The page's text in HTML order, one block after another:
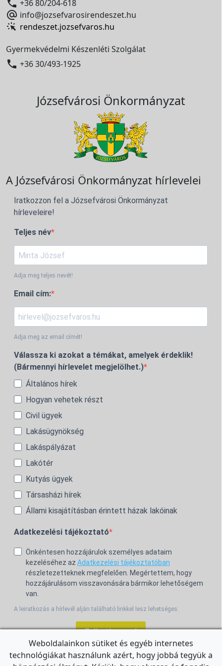
 +36 80/204-618
 info@jozsefvarosirendeszet.hu
rendeszet.jozsefvaros.hu
Gyermekvédelmi Készenléti Szolgálat
 +36 30/493-1925
Józsefvárosi Önkormányzat
A Józsefvárosi Önkormányzat hírlevelei
Iratkozzon fel a Józsefvárosi Önkormányzat
hírleveleire!
Teljes név
Adja meg teljes nevét!
Email cím:
Adja meg az email címét!
Válassza ki azokat a témákat, amelyek érdeklik!
(Bármennyi hírlevelet megjelölhet.)
Általános hírek
Hogyan vehetek részt
Civil ügyek
Lakásügynökség
Lakáspályázat
Lakótér
Kutyás ügyek
Társasházi hírek
Állami kisajátításban érintett házak lakóinak
Adatkezelési tájékoztató
Önkéntesen hozzájárulok személyes adataim
kezeléséhez az Adatkezelési tájékoztatóban
részletezetteknek megfelelően. Megértettem, hogy
hozzájárulásom visszavonására bármikor lehetőségem
van.
A leiratkozás a hírlevél alján található linkkel lesz lehetséges.
Feliratkozom!
Weboldalainkon sütiket és egyéb internetes
technológiákat használunk azért, hogy jobbá tegyük a